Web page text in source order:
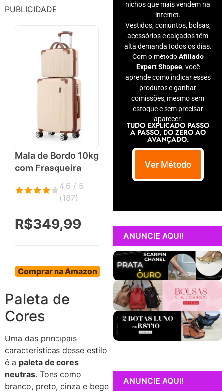
PUBLICIDADE
Mala de Bordo 10kg
com Frasqueira
4.6 / 5
(187)
R$349,99
Comprar na Amazon
Paleta de
Cores
Uma das principais
características desse estilo
é a paleta de cores
neutras. Tons como
branco, preto, cinza e bege
nichos que mais vendem na
internet.
Vestidos, conjuntos, bolsas,
acessórios e calçados têm
alta demanda todos os dias.
Com o métodoAfiliado
Expert Shopee, você
aprende como indicar esses
produtos e ganhar
comissões, mesmo sem
estoque e sem precisar
aparecer.
TUDO EXPLICADO PASSO
A PASSO, DO ZERO AO
AVANÇADO.
Ver Método
ANUNCIE AQUI!
ANUNCIE AQUI!